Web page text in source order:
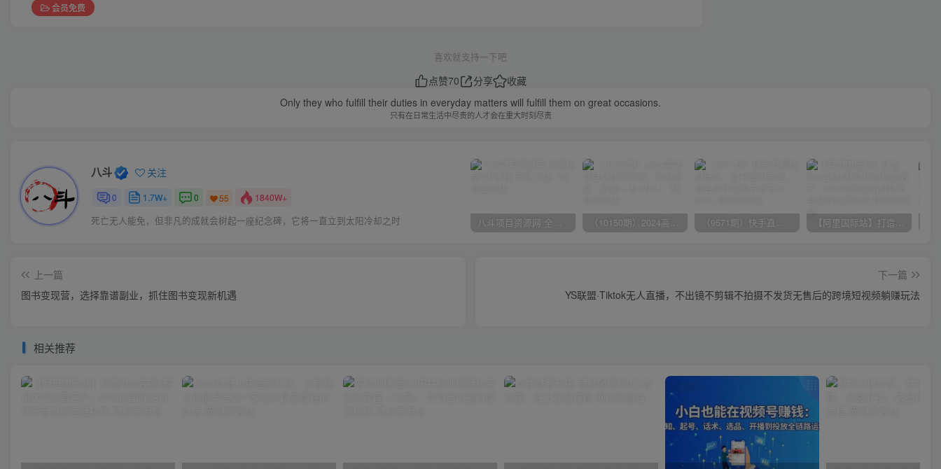
会员免费
喜欢就支持一下吧
点赞70 分享
收藏
Only they who fulfill their duties in everyday matters will fulfill them on great occasions.
只有在日常生活中尽责的人才会在重大时刻尽责
八斗 关注
0 1.7W+ 0 55 1840W+
死亡无人能免，但非凡的成就会树起一座纪念碑，它将一直立到太阳冷却之时 八斗项目资源网 全网正品VIP课程 无损下载~ （10150期）2024高考项目野路子玩法，无限裂变，最高一天1W＋！ （9571期）快手直播短剧玩法，强开磁力聚星，结合多种变现方式日入600+ 【阿里国际站】打造Top店铺&获得优质询盘客户，​95%的国际站讲师不会说的运营技巧
上一篇
图书变现营，选择靠谱副业，抓住图书变现新机遇
下一篇
YS联盟·Tiktok无人直播，不出镜不剪辑不拍摄不发货无售后的跨境短视频躺赚玩法
相关推荐